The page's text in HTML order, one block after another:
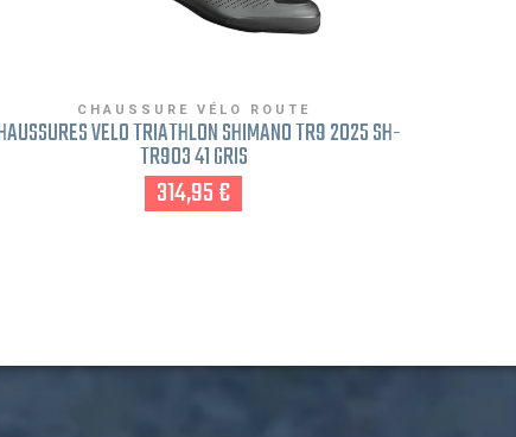
CHAUSSURE VÉLO ROUTE
VÉLO TRIATHLON SHIMANO TR9 2025 SH-
TR903 41 GRIS
314,95 €